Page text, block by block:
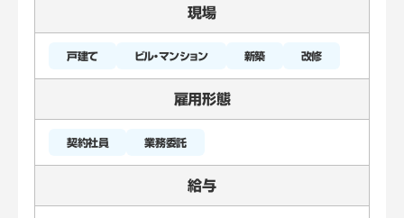
現場
戸建て ビル・マンション 新築 改修
雇用形態
契約社員 業務委託
給与